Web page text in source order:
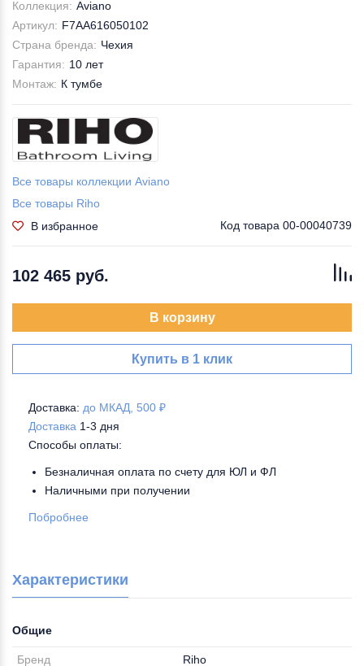
Коллекция: Aviano
Артикул: F7AA616050102
Страна бренда: Чехия
Гарантия: 10 лет
Монтаж: К тумбе
Все товары коллекции Aviano
Все товары Riho
В избранное
Код товара 00-00040739
102 465 руб.
В корзину
Купить в 1 клик
Доставка: до МКАД, 500 ₽
Доставка 1-3 дня
Способы оплаты:
Безналичная оплата по счету для ЮЛ и ФЛ
Наличными при получении
Побробнее
Характеристики
Общие
Бренд Riho